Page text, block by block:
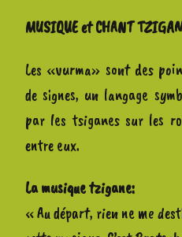
MUSIQUE et CHANT
Les «vurma» sont des
de signes, un langage
par les tsiganes sur les
entre eux.
La musique tzigane:
« Au départ, rien ne me